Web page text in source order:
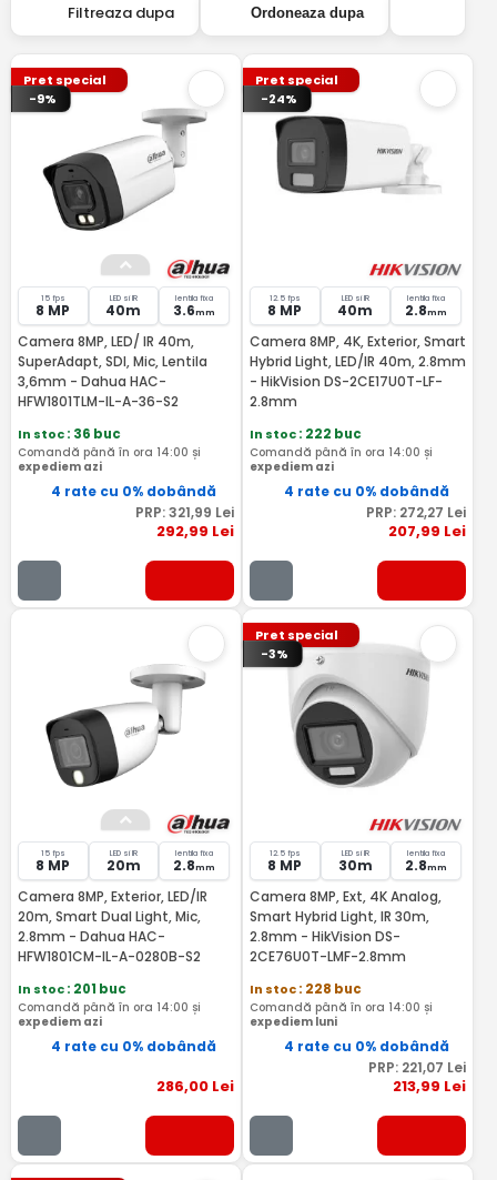
Filtreaza dupa Ordoneaza dupa
Pret special
-9%
15 fps
8 MP
LED si IR
40m
lentila fixa
3.6mm
Camera 8MP, LED/ IR 40m,
SuperAdapt, SDI, Mic, Lentila
3,6mm - Dahua HAC-
HFW1801TLM-IL-A-36-S2
In stoc: 36 buc
Comandă până în ora 14:00 și
expediem azi
4 rate cu 0% dobândă
PRP:321,99 Lei
292,99 Lei
Pret special
-24%
12.5 fps
8 MP
LED si IR
40m
lentila fixa
2.8mm
Camera 8MP, 4K, Exterior, Smart
Hybrid Light, LED/IR 40m, 2.8mm
- HikVision DS-2CE17U0T-LF-
2.8mm
In stoc: 222 buc
Comandă până în ora 14:00 și
expediem azi
4 rate cu 0% dobândă
PRP: 272,27 Lei
207,99 Lei
15 fps
8 MP
LED si IR
20m
lentila fixa
2.8mm
Camera 8MP, Exterior, LED/IR
20m, Smart Dual Light, Mic,
2.8mm - Dahua HAC-
HFW1801CM-IL-A-0280B-S2
In stoc: 201 buc
Comandă până în ora 14:00 și
expediem azi
4 rate cu 0% dobândă
286,00Lei
Pret special
-3%
12.5 fps
8 MP
LED si IR
30m
lentila fixa
2.8mm
Camera 8MP, Ext, 4K Analog,
Smart Hybrid Light, IR 30m,
2.8mm - HikVision DS-
2CE76U0T-LMF-2.8mm
In stoc: 228 buc
Comandă până în ora 14:00 și
expediem luni
4 rate cu 0% dobândă
PRP: 221,07 Lei
213,99 Lei